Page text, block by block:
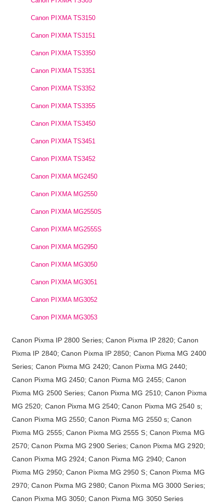
Canon PIXMA TS3150
Canon PIXMA TS3151
Canon PIXMA TS3350
Canon PIXMA TS3351
Canon PIXMA TS3352
Canon PIXMA TS3355
Canon PIXMA TS3450
Canon PIXMA TS3451
Canon PIXMA TS3452
Canon PIXMA MG2450
Canon PIXMA MG2550
Canon PIXMA MG2550S
Canon PIXMA MG2555S
Canon PIXMA MG2950
Canon PIXMA MG3050
Canon PIXMA MG3051
Canon PIXMA MG3052
Canon PIXMA MG3053
Canon Pixma IP 2800 Series; Canon Pixma IP 2820; Canon
Pixma IP 2840; Canon Pixma IP 2850; Canon Pixma MG 2400
Series; Canon Pixma MG 2420; Canon Pixma MG 2440;
Canon Pixma MG 2450; Canon Pixma MG 2455; Canon
Pixma MG 2500 Series; Canon Pixma MG 2510; Canon Pixma
MG 2520; Canon Pixma MG 2540; Canon Pixma MG 2540 s;
Canon Pixma MG 2550; Canon Pixma MG 2550 s; Canon
Pixma MG 2555; Canon Pixma MG 2555 S; Canon Pixma MG
2570; Canon Pixma MG 2900 Series; Canon Pixma MG 2920;
Canon Pixma MG 2924; Canon Pixma MG 2940; Canon
Pixma MG 2950; Canon Pixma MG 2950 S; Canon Pixma MG
2970; Canon Pixma MG 2980; Canon Pixma MG 3000 Series;
Canon Pixma MG 3050; Canon Pixma MG 3050 Series